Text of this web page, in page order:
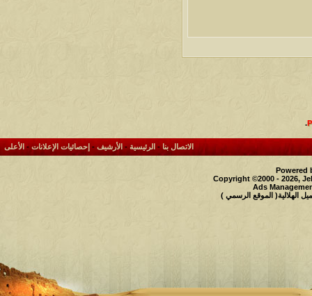
.
الاتصال بنا- الرئيسية- الأرشيف - إحصائيات الإعلانات- الأعلى
Powered
Copyright ©2000 - 2026,
Ads
الهلالية( الموقع الرسمي )